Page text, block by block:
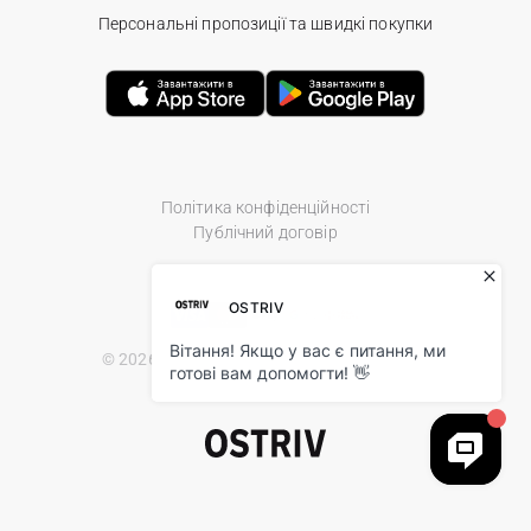
Політика конфіденційності
Публічний договір
© 2026 Ostriv.ua Store. All Rights Reserved.
Персональні пропозиції та швидкі покупки